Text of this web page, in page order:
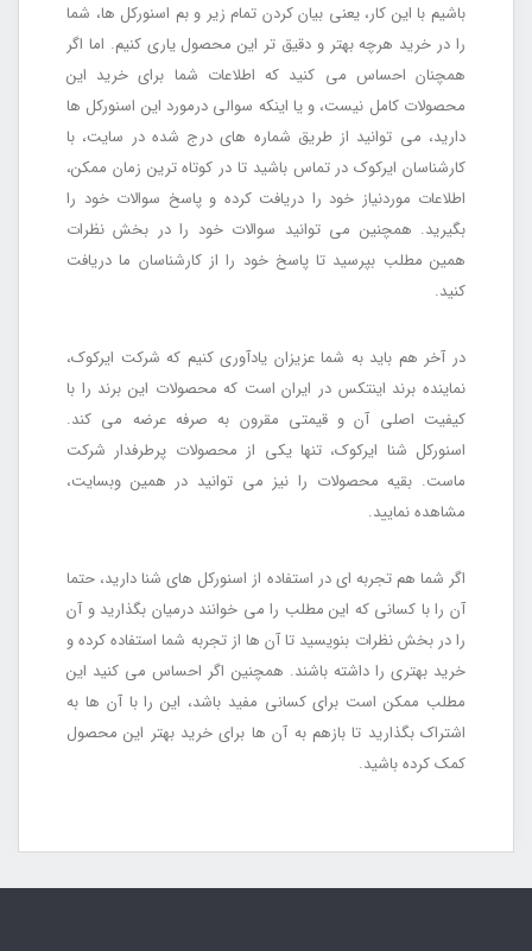
باشیم با این کار، یعنی بیان کردن تمام زیر و بم اسنورکل ها، شما
را در خرید هرچه بهتر و دقیق تر این محصول یاری کنیم. اما اگر
همچنان احساس می کنید که اطلاعات شما برای خرید این
محصولات کامل نیست، و یا اینکه سوالی درمورد این اسنورکل ها
دارید، می توانید از طریق شماره های درج شده در سایت، با
کارشناسان ایرکوک در تماس باشید تا در کوتاه ترین زمان ممکن،
اطلاعات موردنیاز خود را دریافت کرده و پاسخ سوالات خود را
بگیرید. همچنین می توانید سوالات خود را در بخش نظرات
همین مطلب بپرسید تا پاسخ خود را از کارشناسان ما دریافت
کنید.
در آخر هم باید به شما عزیزان یادآوری کنیم که شرکت ایرکوک،
نماینده برند اینتکس در ایران است که محصولات این برند را با
کیفیت اصلی آن و قیمتی مقرون به صرفه عرضه می کند.
اسنورکل شنا ایرکوک، تنها یکی از محصولات پرطرفدار شرکت
ماست. بقیه محصولات را نیز می توانید در همین وبسایت،
مشاهده نمایید.
اگر شما هم تجربه ای در استفاده از اسنورکل های شنا دارید، حتما
آن را با کسانی که این مطلب را می خوانند درمیان بگذارید و آن
را در بخش نظرات بنویسید تا آن ها از تجربه شما استفاده کرده و
خرید بهتری را داشته باشند. همچنین اگر احساس می کنید این
مطلب ممکن است برای کسانی مفید باشد، این را با آن ها به
اشتراک بگذارید تا بازهم به آن ها برای خرید بهتر این محصول
کمک کرده باشید.